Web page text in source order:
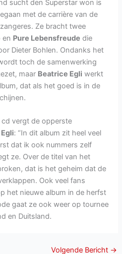
sucht den Superstar won is
met de carrière van de
Ze bracht twee
en Pure Lebensfreude die
Dieter Bohlen. Ondanks het
toch de samenwerking
maar Beatrice Egli werkt
dat als het goed is in de
vergt de opperste
: “In dit album zit heel veel
dat ik ook nummers zelf
ze. Over de titel van het
dat is het geheim dat de
Ook veel fans
het nieuwe album in de herfst
gaat ze ook weer op tournee
en Duitsland.
Volgende Bericht →